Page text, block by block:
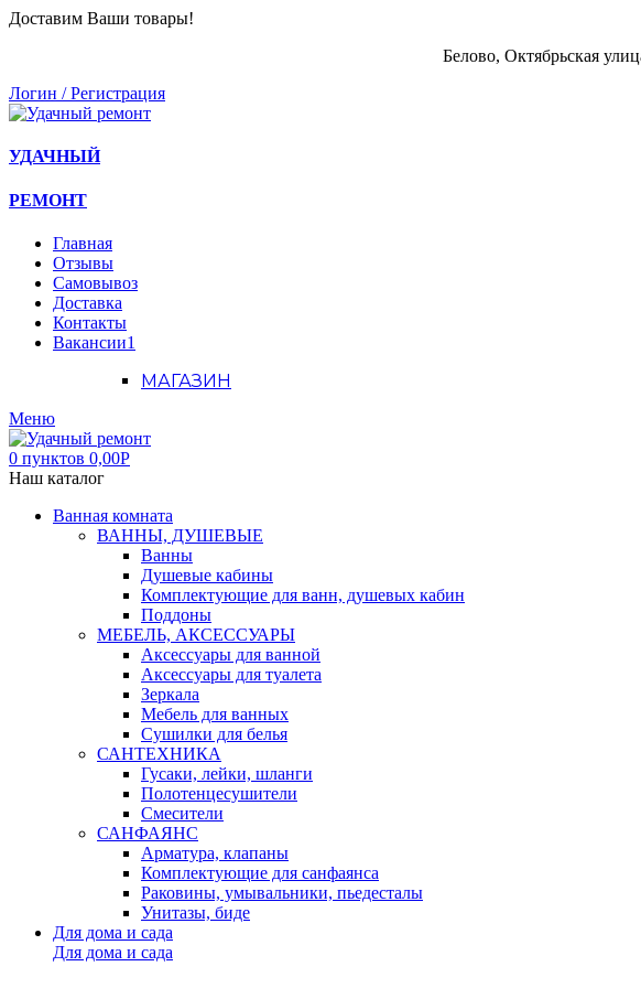
Доставим Ваши товары!
Белово, Октябрьская
Логин / Регистрация
УДАЧНЫЙ
РЕМОНТ
Главная
Отзывы
Самовывоз
Доставка
Контакты
Вакансии1
МАГАЗИН
Меню
0 пунктов 0,00Р
Наш каталог
Ванная комната
ВАННЫ, ДУШЕВЫЕ
Ванны
Душевые кабины
Комплектующие для ванн, душевых кабин
Поддоны
МЕБЕЛЬ, АКСЕССУАРЫ
Аксессуары для ванной
Аксессуары для туалета
Зеркала
Мебель для ванных
Сушилки для белья
САНТЕХНИКА
Гусаки, лейки, шланги
Полотенцесушители
Смесители
САНФАЯНС
Арматура, клапаны
Комплектующие для санфаянса
Раковины, умывальники, пьедесталы
Унитазы, биде
Для дома и сада
Для дома и сада